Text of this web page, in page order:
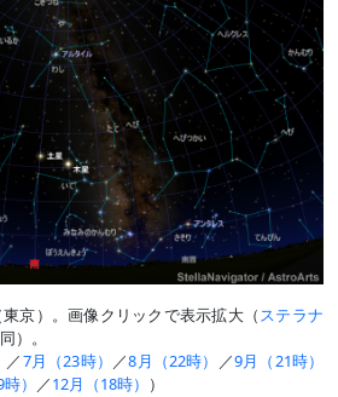
京）。画像クリックで表示拡大（ステラナ
）。
／7月（23時） ／8月（22時） ／9月（21時）
） ／12月（18時） ）